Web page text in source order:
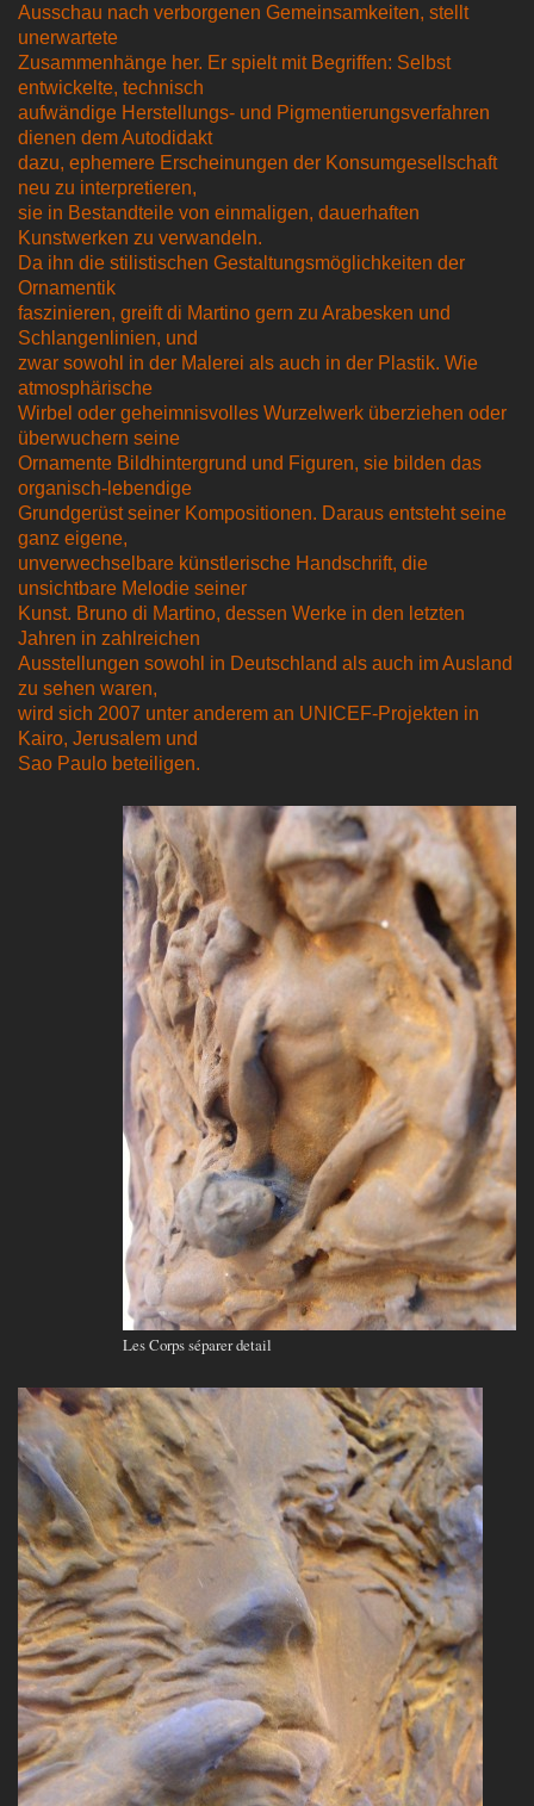
Ausschau nach verborgenen Gemeinsamkeiten, stellt
unerwartete
Zusammenhänge her. Er spielt mit Begriffen: Selbst
entwickelte, technisch
aufwändige Herstellungs- und Pigmentierungsverfahren
dienen dem Autodidakt
dazu, ephemere Erscheinungen der Konsumgesellschaft
neu zu interpretieren,
sie in Bestandteile von einmaligen, dauerhaften
Kunstwerken zu verwandeln.
Da ihn die stilistischen Gestaltungsmöglichkeiten der
Ornamentik
faszinieren, greift di Martino gern zu Arabesken und
Schlangenlinien, und
zwar sowohl in der Malerei als auch in der Plastik. Wie
atmosphärische
Wirbel oder geheimnisvolles Wurzelwerk überziehen oder
überwuchern seine
Ornamente Bildhintergrund und Figuren, sie bilden das
organisch-lebendige
Grundgerüst seiner Kompositionen. Daraus entsteht seine
ganz eigene,
unverwechselbare künstlerische Handschrift, die
unsichtbare Melodie seiner
Kunst. Bruno di Martino, dessen Werke in den letzten
Jahren in zahlreichen
Ausstellungen sowohl in Deutschland als auch im Ausland
zu sehen waren,
wird sich 2007 unter anderem an UNICEF-Projekten in
Kairo, Jerusalem und
Sao Paulo beteiligen.
Les Corps séparer detail